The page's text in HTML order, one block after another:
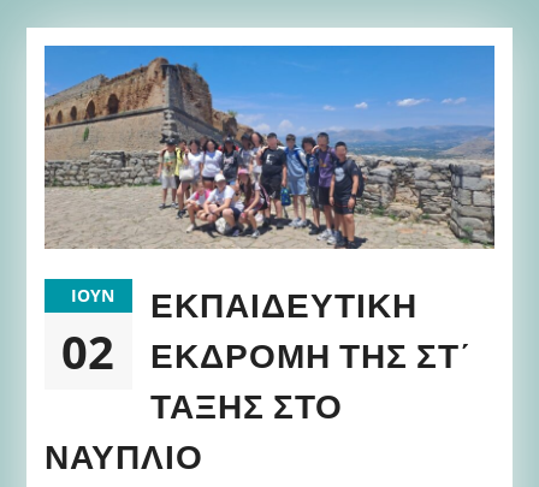
ΙΟΎΝ
02
ΕΚΠΑΙΔΕΥΤΙΚΉ
ΕΚΔΡΟΜΉ ΤΗΣ ΣΤ΄
ΤΆΞΗΣ ΣΤΟ
ΝΑΎΠΛΙΟ